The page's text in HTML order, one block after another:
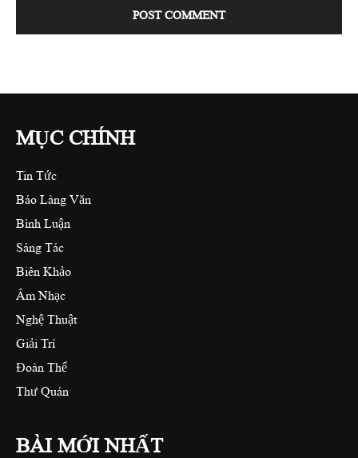
MỤC CHÍNH
Tin Tức
Báo Làng Văn
Bình Luận
Sáng Tác
Biên Khảo
Âm Nhạc
Nghệ Thuật
Giải Trí
Đoàn Thể
Thư Quán
BÀI MỚI NHẤT